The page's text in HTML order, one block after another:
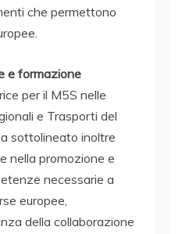
che permettono
e formazione
per il M5S nelle
e Trasporti del
sottolineato inoltre
nella promozione e
necessarie a
europee,
della collaborazione